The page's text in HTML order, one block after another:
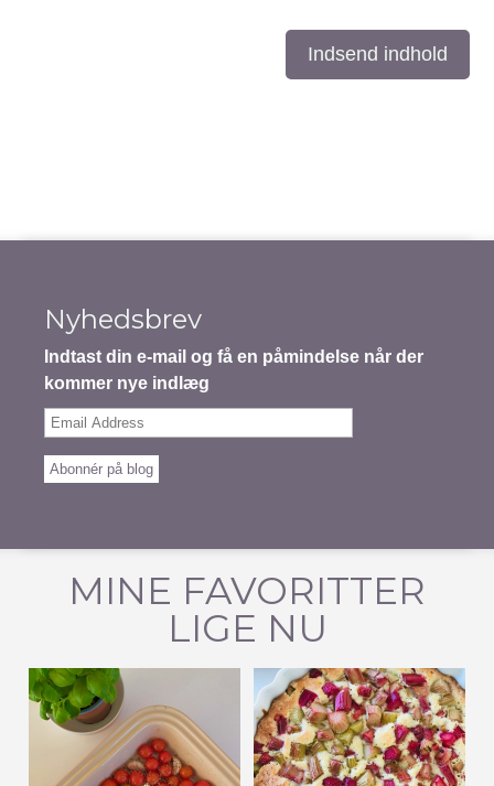
Indsend indhold
Nyhedsbrev
Indtast din e-mail og få en påmindelse når der
kommer nye indlæg
Email
Abonnér på blog
MINE FAVORITTER
LIGE NU